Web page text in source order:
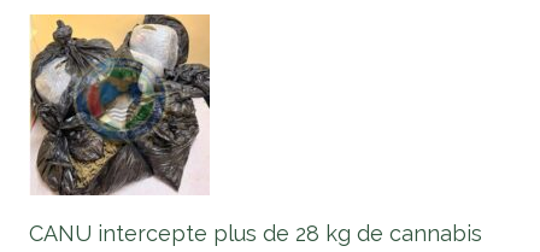
CANU intercepte plus de 28 kg de cannabis